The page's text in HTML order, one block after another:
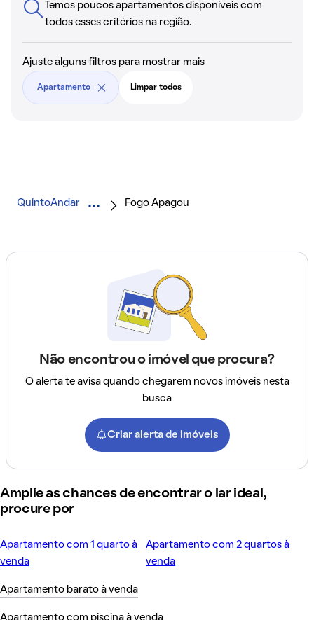
Temos poucos apartamentos disponíveis com
todos esses critérios na região.
Ajuste alguns filtros para mostrar mais
Apartamento Limpar todos
QuintoAndar Fogo Apagou
Não encontrou o imóvel que procura?
O alerta te avisa quando chegarem novos imóveis nesta
busca
Criar alerta de imóveis
Amplie as chances de encontrar o lar ideal,
procure por
Apartamento com 1 quarto à
venda
Apartamento com 2 quartos à
venda
Apartamento barato à venda